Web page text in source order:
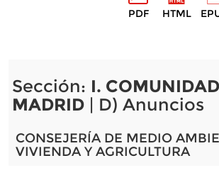
PDF HTML
Sección: I.
MADRID| D) Anuncios
CONSEJERÍA DE MEDIO
VIVIENDA Y AGRICULTURA